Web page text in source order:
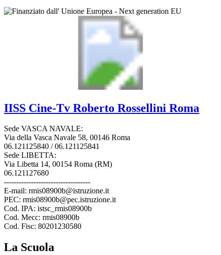
IISS Cine-Tv Roberto Rossellini Roma
Sede VASCA NAVALE:
Via della Vasca Navale 58, 00146 Roma
06.121125840 / 06.121125841
Sede LIBETTA:
Via Libetta 14, 00154 Roma (RM)
06.121127680
-----------------------------------
E-mail: rmis08900b@istruzione.it
PEC: rmis08900b@pec.istruzione.it
Cod. IPA: istsc_rmis08900b
Cod. Mecc: rmis08900b
Cod. Fisc: 80201230580
La Scuola